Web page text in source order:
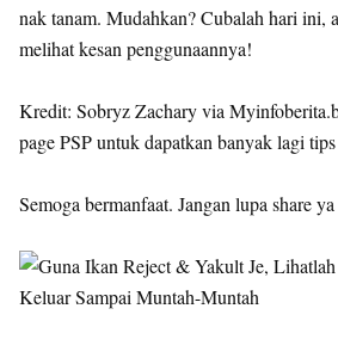
nak tanam. Mudahkan? Cubalah hari ini,
melihat kesan penggunaannya!
Kredit: Sobryz Zachary via
page PSP untuk dapatkan banyak lagi
Semoga bermanfaat. Jangan lupa share ya